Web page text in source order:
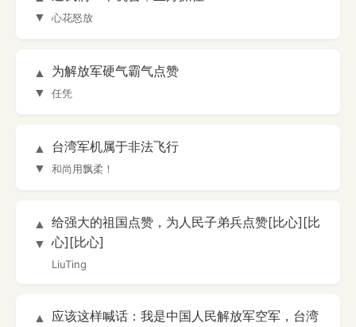
▼
心花怒放
▲
▼
为解放军硬气霸气点赞
任凭
▲
▼
台湾军机属于非法飞行
和尚用飘柔！
▲
▼
给强大的祖国点赞，为人民子弟兵点赞[比心][比
心][比心]
LiuTing
▲
应该这样喊话：我是中国人民解放军空军，台湾